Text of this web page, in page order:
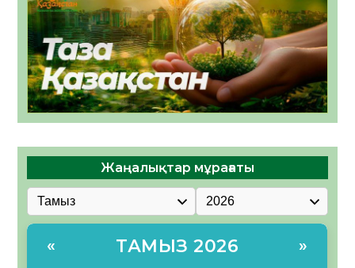
Жаңалықтар мұрағаты
« ТАМЫЗ 2026 »